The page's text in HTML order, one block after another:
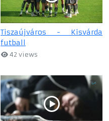
Tiszaújváros - Kisvárda
futball
42 views